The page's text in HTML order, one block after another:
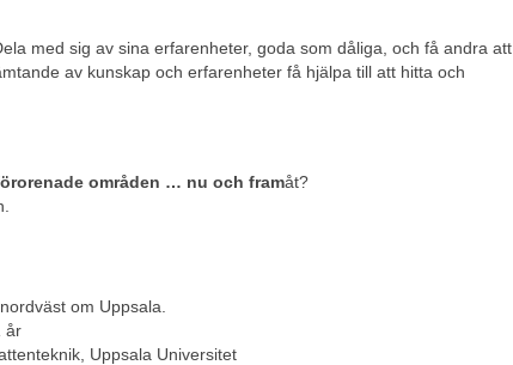
med sig av sina erfarenheter, goda som dåliga, och få andra att
av kunskap och erfarenheter få hjälpa till att hitta och
områden … nu och framåt?
om Uppsala.
år
Uppsala Universitet